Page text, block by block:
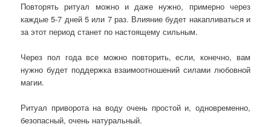
Повторять ритуал можно и даже нужно, примерно через
каждые 5-7 дней 5 или 7 раз. Влияние будет накапливаться и
за этот период станет по настоящему сильным.
Через пол года все можно повторить, если, конечно, вам
нужно будет поддержка взаимоотношений силами любовной
магии.
Ритуал приворота на воду очень простой и, одновременно,
безопасный, очень натуральный.